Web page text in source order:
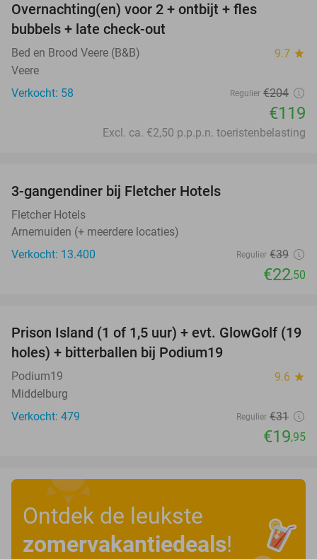
Overnachting(en) voor 2 + ontbijt + fles
bubbels + late check-out
Bed en Brood Veere (B&B) 9.7 star
Veere
Verkocht: 58
Regulier €204
€119
Excl. ca. €2,50 p.p.p.n. toeristenbelasting
3-gangendiner bij Fletcher Hotels
Fletcher Hotels
Arnemuiden (+ meerdere locaties)
Verkocht: 13.400
Regulier €39
€22,50
36%
Prison Island (1 of 1,5 uur) + evt. GlowGolf (19
holes) + bitterballen bij Podium19
Podium19 9.6 star
Middelburg
Verkocht: 479
Regulier €31
€19,95
Ontdek de leukste
zomervakantiedeals!